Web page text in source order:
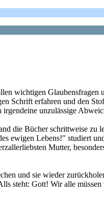
wichtigen
Schrift erfahren und den
unzulässige
die Bücher schrittweise
ewigen Lebens!" studiert
Mutter,
und sie wieder
steht: Gott! Wir alle